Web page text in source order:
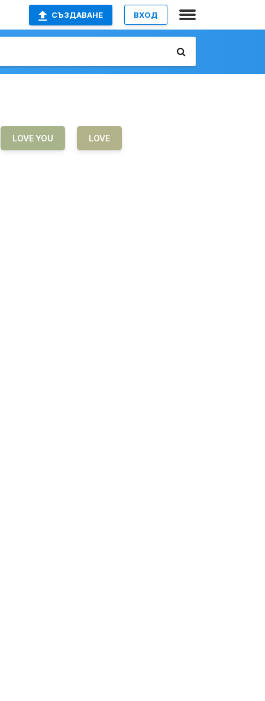
СЪЗДАВАНЕ ВХОД
LOVE YOU LOVE